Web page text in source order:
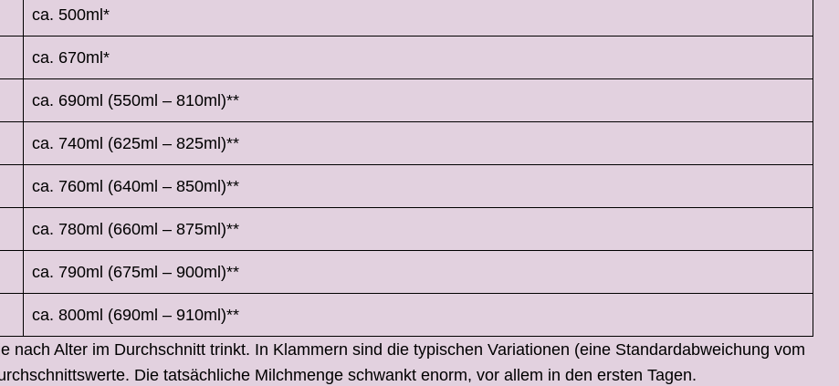
ca. 500ml*
ca. 670ml*
ca. 690ml (550ml – 810ml)**
ca. 740ml (625ml – 825ml)**
ca. 760ml (640ml – 850ml)**
ca. 780ml (660ml – 875ml)**
ca. 790ml (675ml – 900ml)**
ca. 800ml (690ml – 910ml)**
nach Alter im Durchschnitt trinkt. In Klammern sind die typischen Variationen (eine Standardabweichung vom
Die tatsächliche Milchmenge schwankt enorm, vor allem in den ersten Tagen.